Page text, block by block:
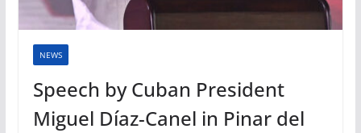
NEWS
Speech by Cuban President
Miguel Díaz-Canel in Pinar del